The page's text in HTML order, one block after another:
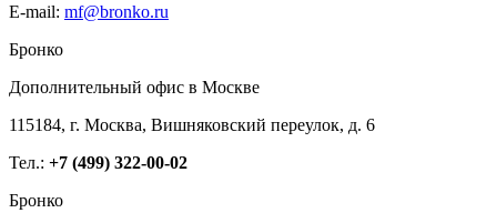
E-mail: mf@bronko.ru
Бронко
Дополнительный офис в Москве
115184, г. Москва, Вишняковский переулок, д. 6
Тел.: +7 (499) 322-00-02
Бронко